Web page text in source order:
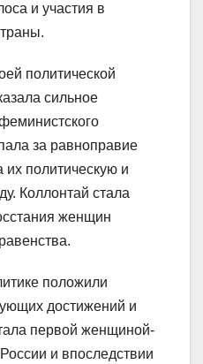
и участия в
политической
сильное
за равноправие
политическую и
Коллонтай стала
женщин
положили
достижений и
первой женщиной-
и впоследствии